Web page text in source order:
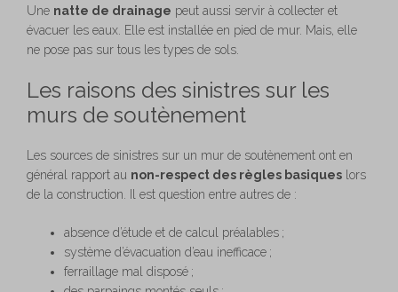
Une natte de drainage peut aussi servir à collecter et
évacuer les eaux. Elle est installée en pied de mur. Mais, elle
ne pose pas sur tous les types de sols.
Les raisons des sinistres sur les
murs de soutènement
Les sources de sinistres sur un mur de soutènement ont en
général rapport au non-respect des règles basiques lors
de la construction. Il est question entre autres de :
absence d’étude et de calcul préalables ;
système d’évacuation d’eau inefficace ;
ferraillage mal disposé ;